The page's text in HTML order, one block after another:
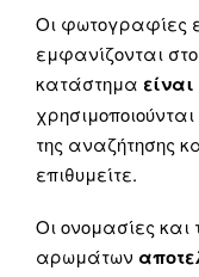
Οι φωτογραφίες
εμφανίζονται
κατάστημα είναι
της αναζήτησης
επιθυμείτε.
Οι ονομασίες
αρωμάτων